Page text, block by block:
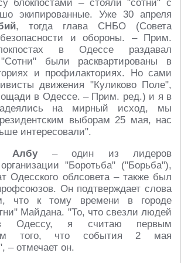
блокпостами – стояли "сотни" с
экипированные. Уже 30 апреля
, тогда глава СНБО (Совета
и обороны. – Прим.
в Одессе раздавал
были расквартированы в
и профилакториях. Но сами
движения "Куликово Поле",
в Одессе. – Прим. ред.) и я в
на мирный исход, мы
выборам 25 мая, нас
интересовали".
Албу– один из лидеров
"Боротьба" ("Борьба"),
Одесского облсовета – также был
Он подтверждает слова
что к тому времени в городе
Майдана. "То, что свезли людей
Одессу, я считаю первым
того, что события 2 мая
– отмечает он.